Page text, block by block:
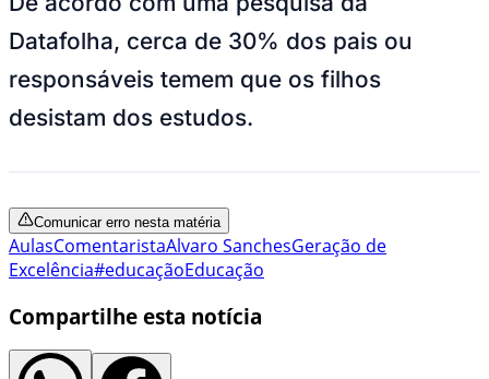
Datafolha, cerca de 30% dos pais ou
responsáveis temem que os filhos
desistam dos estudos.
Comunicar erro nesta matéria
AulasComentaristaAlvaro SanchesGeração de
Excelência#educaçãoEducação
Compartilhe esta notícia